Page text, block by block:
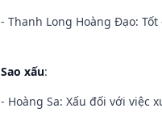
- Thanh Long Hoàng Đạo: Tốt
Sao xấu:
- Hoàng Sa: Xấu đối với việc